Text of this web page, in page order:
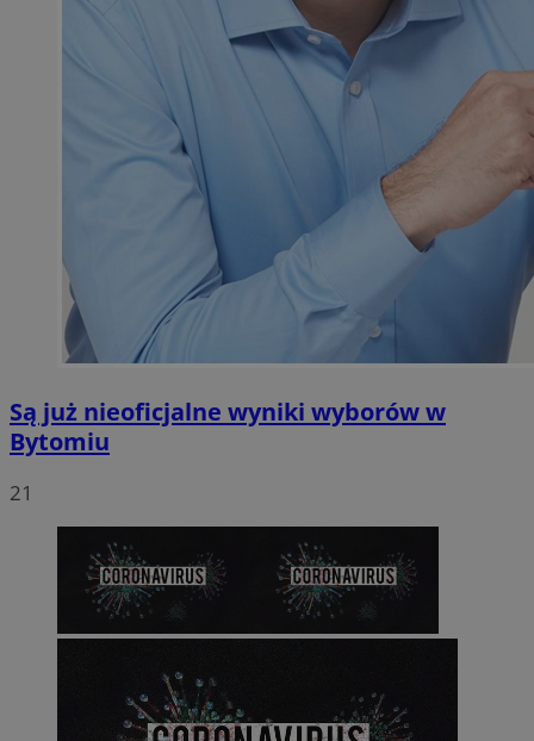
Są już nieoficjalne wyniki wyborów w
Bytomiu
21